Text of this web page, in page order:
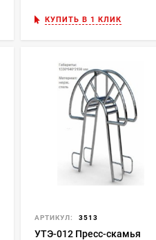
КУПИТЬ В 1 КЛИК
АРТИКУЛ: 3513
УТЭ-012 Пресс-скамья